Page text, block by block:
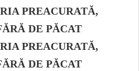
PREACURATĂ,
DE PĂCAT
PREACURATĂ,
DE PĂCAT